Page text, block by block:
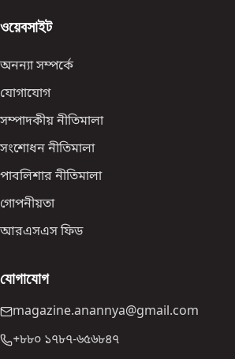
ওয়েবসাইট
অনন্যা সম্পর্কে
যোগাযোগ
সম্পাদকীয় নীতিমালা
সংশোধন নীতিমালা
পাবলিশার নীতিমালা
গোপনীয়তা
আরএসএস ফিড
যোগাযোগ
magazine.anannya@gmail.com
+৮৮০ ১৭৮৭-৬৫৬৮৪৭